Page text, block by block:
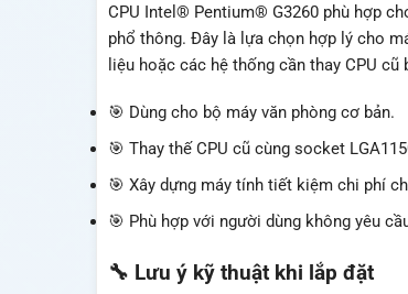
CPU Intel® Pentium® G3260 phù hợp
phổ thông. Đây là lựa chọn hợp lý cho
liệu hoặc các hệ thống cần thay CPU
🎯 Dùng cho bộ máy văn phòng cơ bản.
🎯 Thay thế CPU cũ cùng socket
🎯 Xây dựng máy tính tiết kiệm chi phí
🎯 Phù hợp với người dùng không yêu
🔧 Lưu ý kỹ thuật khi lắp đặt